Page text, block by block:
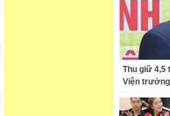
Thu giữ 4,5
Viện